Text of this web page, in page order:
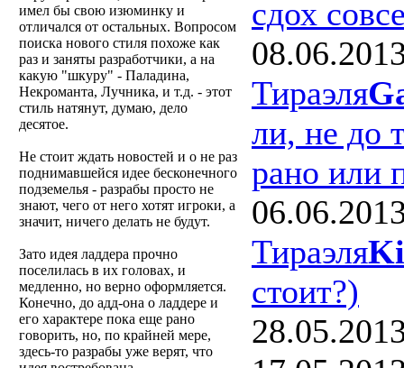
имел бы свою изюминку и
отличался от остальных. Вопросом
поиска нового стиля похоже как
раз и заняты разработчики, а на
какую "шкуру" - Паладина,
Некроманта, Лучника, и т.д. - этот
стиль натянут, думаю, дело
десятое.
Не стоит ждать новостей и о не раз
поднимавшейся идее бесконечного
подземелья - разрабы просто не
знают, чего от него хотят игроки, а
значит, ничего делать не будут.
Зато идея ладдера прочно
поселилась в их головах, и
медленно, но верно оформляется.
Конечно, до адд-она о ладдере и
его характере пока еще рано
говорить, но, по крайней мере,
здесь-то разрабы уже верят, что
сдох
Тираэля
ли, не до
рано или
Тираэля
стоит?)